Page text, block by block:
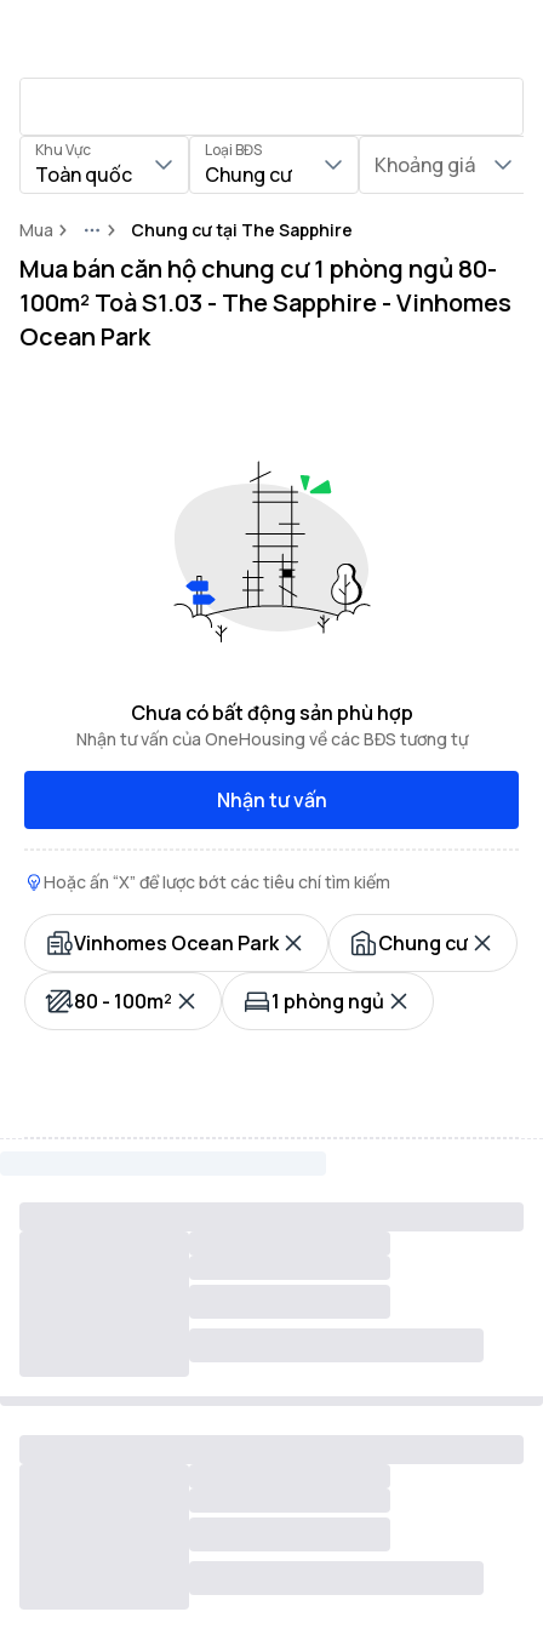
Khu Vực
Toàn quốc
Loại BĐS
Chung cư Khoảng giá
Mua MoreChung cư tại The Sapphire
Mua bán căn hộ chung cư 1 phòng ngủ 80-
100m² Toà S1.03 - The Sapphire - Vinhomes
Ocean Park
Chưa có bất động sản phù hợp
Nhận tư vấn của OneHousing về các BĐS tương tự
Nhận tư vấn
Hoặc ấn “X” để lược bớt các tiêu chí tìm kiếm
Vinhomes Ocean Park Chung cư
80 - 100m² 1 phòng ngủ